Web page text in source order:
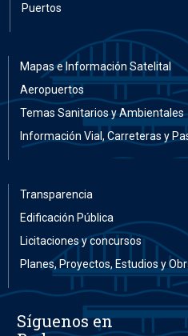
Puertos
Mapas e Información Satelital
Aeropuertos
Temas Sanitarios y Ambientales
Información Vial, Carreteras y
Transparencia
Edificación Pública
Licitaciones y concursos
Planes, Proyectos, Estudios y
Síguenos en